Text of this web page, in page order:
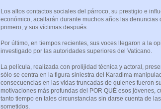
Los altos contactos sociales del párroco, su prestigio e
económico, acallarán durante muchos años las denuncias
primero, y sus víctimas después.
Por último, en tiempos recientes, sus voces llegaron a la
investigado por las autoridades superiores del Vaticano.
La película, realizada con prolijidad técnica y actoral,
sólo se centra en la figura siniestra del Karadima
consecuencias en las vidas truncadas de quienes fueron
motivaciones más profundas del POR QUÉ esos jóvenes,
tanto tiempo en tales circunstancias sin darse cuenta de
sometidos.